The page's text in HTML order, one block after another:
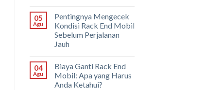
05
Agu
Pentingnya Mengecek
Kondisi Rack End Mobil
Sebelum Perjalanan
Jauh
04
Agu
Biaya Ganti Rack End
Mobil: Apa yang Harus
Anda Ketahui?